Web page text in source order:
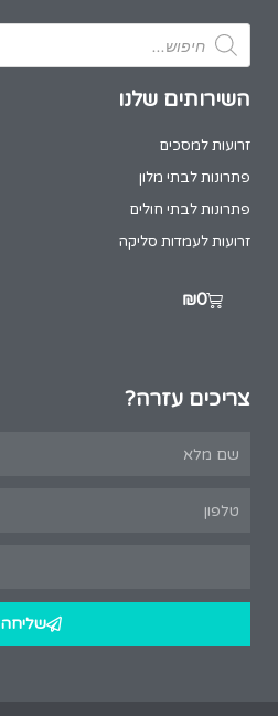
השירותים שלנו
זרועות למסכים
פתרונות לבתי מלון
פתרונות לבתי חולים
זרועות לעמדות סליקה
₪0
צריכים עזרה?
שליחה